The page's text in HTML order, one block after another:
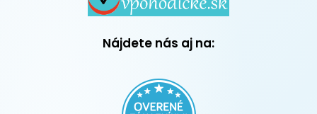
Nájdete nás aj na: